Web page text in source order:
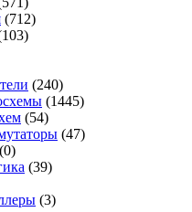
(712)
(240)
(1445)
(54)
(47)
(0)
(39)
(3)